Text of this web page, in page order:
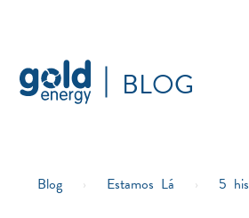
BLOG
Blog › Estamos Lá › 5